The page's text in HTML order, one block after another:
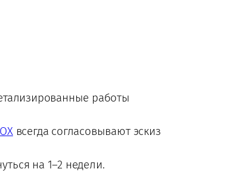
работы
всегда согласовывают эскиз
на 1–2 недели.